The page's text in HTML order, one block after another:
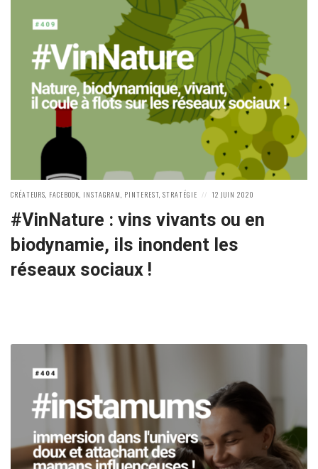
POSTED
CRÉATEURS, FACEBOOK, INSTAGRAM, PINTEREST,STRATÉGIE
POSTED
12 JUIN 2020
#VinNature : vins vivants ou en
biodynamie, ils inondent les
réseaux sociaux !